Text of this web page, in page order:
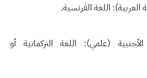
العربية): اللغة الفرنسية.
الأجنبية (علمي): اللغة التركمانية أو